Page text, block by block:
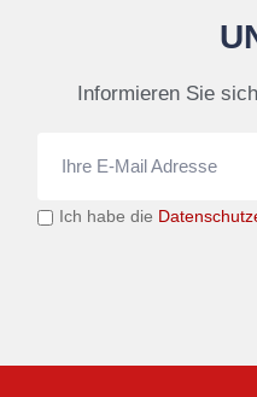
Informieren Sie
Ich habe die